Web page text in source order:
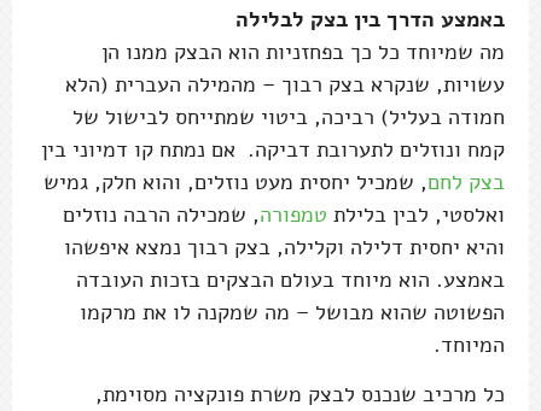
באמצע הדרך בין בצק לבלילה
מה שמיוחד כל כך בפחזניות הוא הבצק ממנו הן
עשויות, שנקרא בצק רבוך – מהמילה העברית (הלא
חמודה בעליל) רביכה, ביטוי שמתייחס לבישול של
קמח ונוזלים לתערובת דביקה. אם נמתח קו דמיוני בין
בצק לחם, שמכיל יחסית מעט נוזלים, והוא חלק, גמיש
ואלסטי, לבין בלילת טמפורה, שמכילה הרבה נוזלים
והיא יחסית דלילה וקלילה, בצק רבוך נמצא איפשהו
באמצע. הוא מיוחד בעולם הבצקים בזכות העובדה
הפשוטה שהוא מבושל – מה שמקנה לו את מרקמו
המיוחד.
כל מרכיב שנכנס לבצק משרת פונקציה מסוימת,